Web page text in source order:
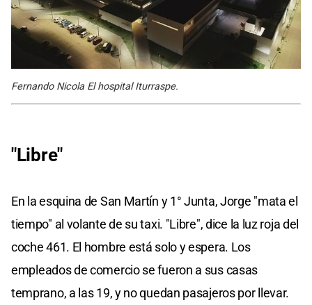
Fernando Nicola El hospital Iturraspe.
"Libre"
En la esquina de San Martín y 1° Junta, Jorge "mata el
tiempo" al volante de su taxi. "Libre", dice la luz roja del
coche 461. El hombre está solo y espera. Los
empleados de comercio se fueron a sus casas
temprano, a las 19, y no quedan pasajeros por llevar.